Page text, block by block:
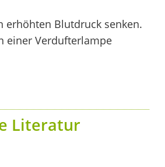
erhöhten Blutdruck senken.
einer Verdufterlampe
Literatur